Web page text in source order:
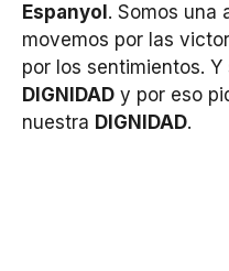
Espanyol . Somos una
movemos por las
por los sentimientos.
DIGNIDAD y por eso
nuestra DIGNIDAD.